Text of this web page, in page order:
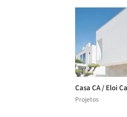
Casa CA / Eloi
Projetos